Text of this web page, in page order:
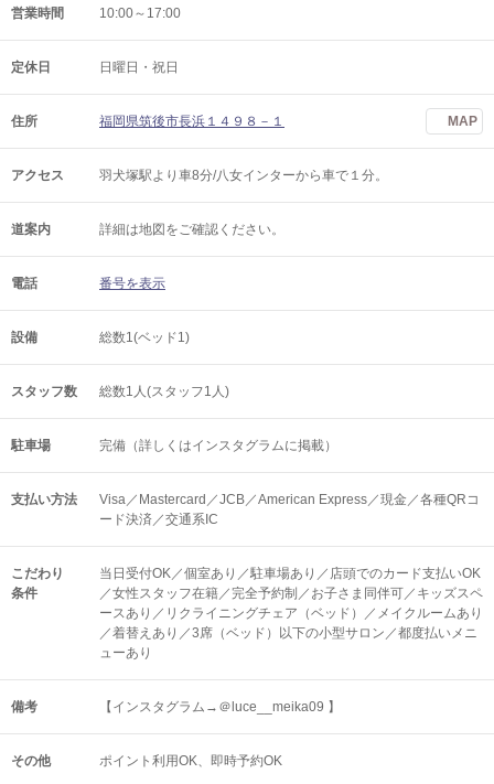
営業時間 10:00～17:00
定休日 日曜日・祝日
住所 福岡県筑後市長浜１４９８－１ MAP
アクセス 羽犬塚駅より車8分/八女インターから車で１分。
道案内 詳細は地図をご確認ください。
電話 番号を表示
設備 総数1(ベッド1)
スタッフ数 総数1人(スタッフ1人)
駐車場 完備（詳しくはインスタグラムに掲載）
支払い方法
Visa／Mastercard／JCB／American Express／現金／各種QRコ
ード決済／交通系IC
こだわり
条件
当日受付OK／個室あり／駐車場あり／店頭でのカード支払いOK
／女性スタッフ在籍／完全予約制／お子さま同伴可／キッズスペ
ースあり／リクライニングチェア（ベッド）／メイクルームあり
／着替えあり／3席（ベッド）以下の小型サロン／都度払いメニ
ューあり
備考 【インスタグラム→＠luce__meika09 】
その他 ポイント利用OK 即時予約OK